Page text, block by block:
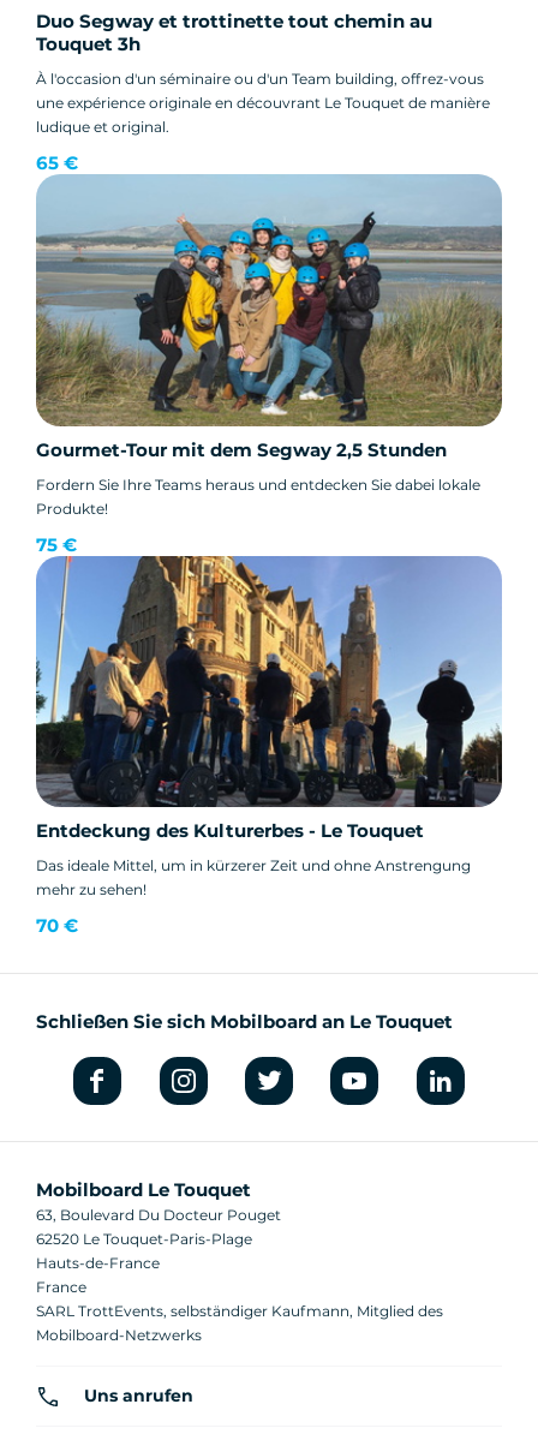
Duo Segway et trottinette tout chemin au
Touquet 3h
À l'occasion d'un séminaire ou d'un Team building, offrez-vous
une expérience originale en découvrant Le Touquet de manière
ludique et original.
65 €
Gourmet-Tour mit dem Segway 2,5 Stunden
Fordern Sie Ihre Teams heraus und entdecken Sie dabei lokale
Produkte!
75 €
Entdeckung des Kulturerbes - Le Touquet
Das ideale Mittel, um in kürzerer Zeit und ohne Anstrengung
mehr zu sehen!
70 €
Schließen Sie sich Mobilboard an Le Touquet
Mobilboard Le Touquet
63, Boulevard Du Docteur Pouget
62520 Le Touquet-Paris-Plage
Hauts-de-France
France
SARL TrottEvents, selbständiger Kaufmann, Mitglied des
Mobilboard-Netzwerks
Uns anrufen